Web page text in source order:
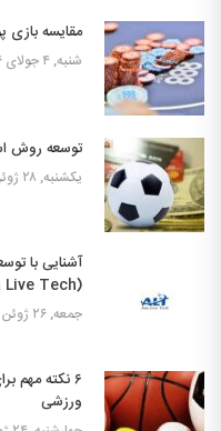
مقایسه بازی
شنبه, ۴ جولای ۲۰۲۶
توسعه روش
یکشنبه, ۲۸ ژوئن ۲۰۲۶
آشنایی با
(Asia Live Tech)
جمعه, ۲۶ ژوئن ۲۰۲۶
۶ نکته مهم
ورزشی